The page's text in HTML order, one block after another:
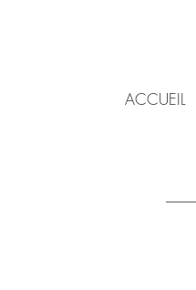
ACCUEIL